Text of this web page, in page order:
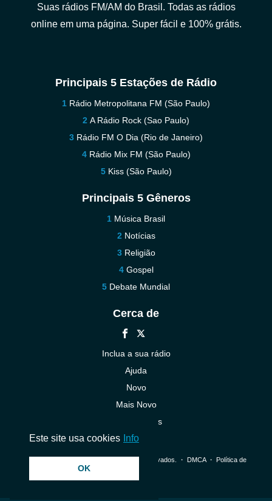
Suas rádios FM/AM do Brasil. Todas as rádios
online em uma página. Super fácil e 100% grátis.
Principais 5 Estações de Rádio
Rádio Metropolitana FM (São Paulo)
A Rádio Rock (Sao Paulo)
Rádio FM O Dia (Rio de Janeiro)
Rádio Mix FM (São Paulo)
Kiss (São Paulo)
Principais 5 Gêneros
Música Brasil
Notícias
Religião
Gospel
Debate Mundial
Cerca de
Inclua a sua rádio
Ajuda
Novo
Mais Novo
Contacte-nos
© 2026 InstantAudio. Todos os direitos reservados. ・ DMCA・ Política de
Este site usa cookies Info
OK